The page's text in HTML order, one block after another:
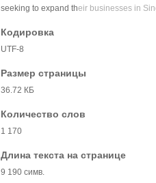
seeking to expand their businesses in
Кодировка
UTF-8
Размер страницы
36.72 КБ
Количество слов
1 170
Длина текста на странице
9 190 симв.